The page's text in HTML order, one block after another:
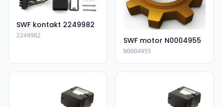
SWF kontakt 2249982
2249982
SWF motor N0004955
N0004955